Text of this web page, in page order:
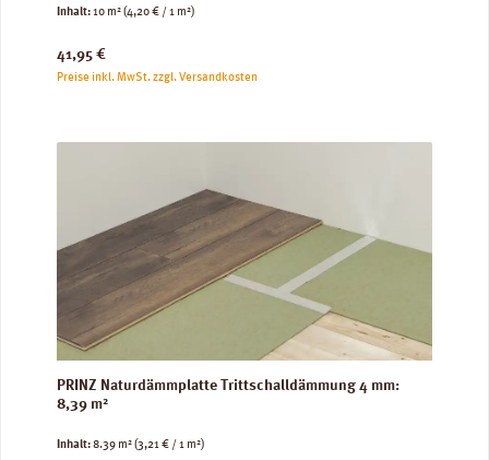
Inhalt:10 m²(4,20 € / 1 m²)
Regulärer Preis:
41,95 €
Preise inkl. MwSt. zzgl. Versandkosten
PRINZ Naturdämmplatte Trittschalldämmung 4 mm:
8,39 m²
Inhalt:8.39 m²(3,21 € / 1 m²)